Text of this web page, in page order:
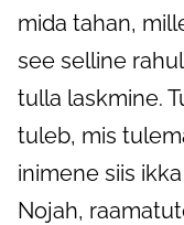
mida tahan,
see selline
tulla laskmine.
tuleb, mis
inimene siis
Nojah,